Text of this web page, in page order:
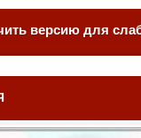
версию для